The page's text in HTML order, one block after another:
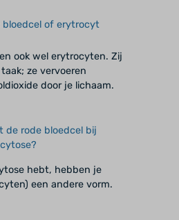
bloedcel of erytrocyt
ook wel erytrocyten. Zij
ze vervoeren
door je lichaam.
de rode bloedcel bij
hebt, hebben je
een andere vorm.